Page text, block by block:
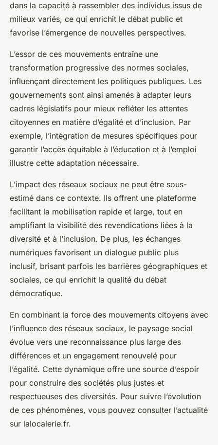
dans la capacité à rassembler des individus issus de
milieux variés, ce qui enrichit le débat public et
favorise l’émergence de nouvelles perspectives.
L’essor de ces mouvements entraîne une
transformation progressive des normes sociales,
influençant directement les politiques publiques. Les
gouvernements sont ainsi amenés à adapter leurs
cadres législatifs pour mieux refléter les attentes
citoyennes en matière d’égalité et d’inclusion. Par
exemple, l’intégration de mesures spécifiques pour
garantir l’accès équitable à l’éducation et à l’emploi
illustre cette adaptation nécessaire.
L’impact des réseaux sociaux ne peut être sous-
estimé dans ce contexte. Ils offrent une plateforme
facilitant la mobilisation rapide et large, tout en
amplifiant la visibilité des revendications liées à la
diversité et à l’inclusion. De plus, les échanges
numériques favorisent un dialogue public plus
inclusif, brisant parfois les barrières géographiques et
sociales, ce qui enrichit la qualité du débat
démocratique.
En combinant la force des mouvements citoyens avec
l’influence des réseaux sociaux, le paysage social
évolue vers une reconnaissance plus large des
différences et un engagement renouvelé pour
l’égalité. Cette dynamique offre une source d’espoir
pour construire des sociétés plus justes et
respectueuses des diversités. Pour suivre l’évolution
de ces phénomènes, vous pouvez consulter l’actualité
sur lalocalerie.fr.